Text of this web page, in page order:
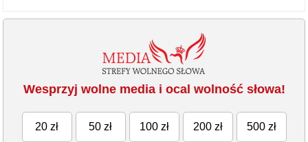
Wesprzyj wolne media i ocal wolność słowa!
20 zł 50 zł 100 zł 200 zł 500 zł